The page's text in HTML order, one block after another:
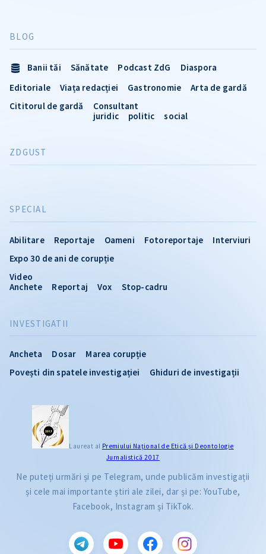
INVESTIGATII
Ancheta Dosar
Marea corupție
Povești din spatele investigației
Ghiduri de investigații
SPECIAL
Abilitare Reportaje Oameni Fotoreportaje
Interviuri
Expo 30 de ani de corupție
Video
Anchete
Reportaj Vox Stop-cadru
BLOG
Banii tăi Sănătate Podcast ZdG
Diaspora
Editoriale
Viața redacției Gastronomie
Arta de gardă
Cititorul de gardă
Consultant
juridic
politic social
ZDGUST
Laureat al Premiului Naţional de Etică și Deontologie
Jurnalistică 2017
Ne puteți urmări și pe Telegram, unde publicăm investigații
și cele mai importante știri ale zilei, dar și pe: YouTube,
Facebook, Instagram și TikTok.